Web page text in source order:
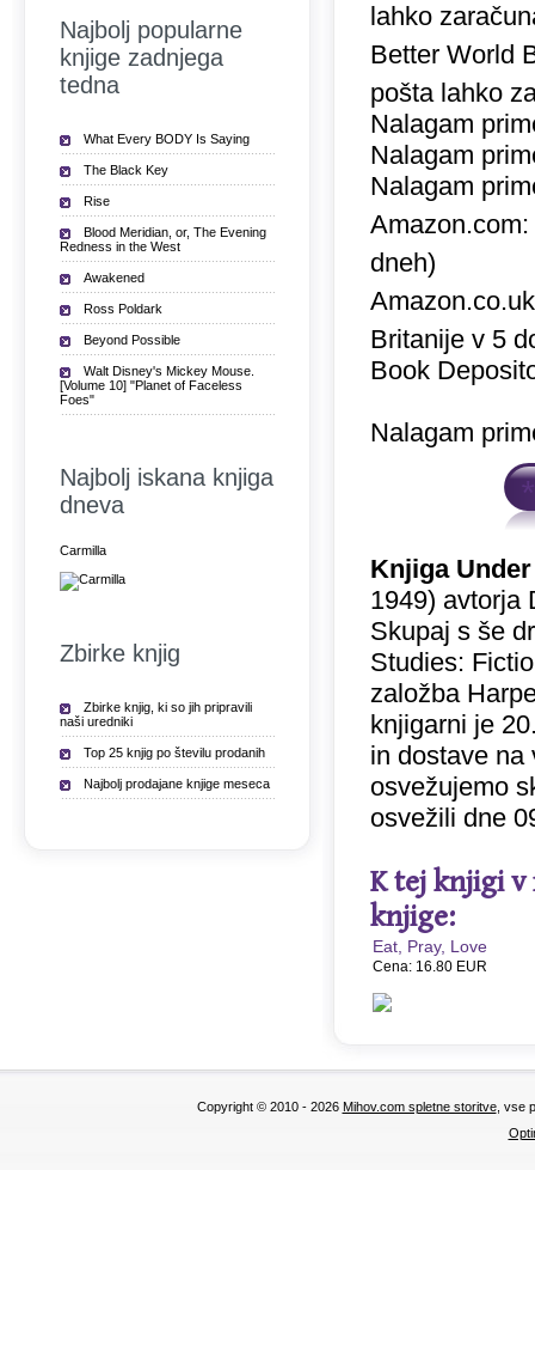
lahko
Better World
pošta lahko
Nalagam
Nalagam
Nalagam
Amazon.com:
dneh)
Britanije v 5
Book
Nalagam
Knjiga
1949) avtorja
Skupaj s še
Studies:
založba
knjigarni je
in dostave na
osvežujemo
osvežili dne
K tej knjigi v
knjige:
Eat, Pray, Love
Cena: 16.80 EUR
Najbolj popularne
knjige zadnjega
tedna
What Every BODY Is Saying
The Black Key
Rise
Blood Meridian, or, The Evening
Redness in the West
Awakened
Ross Poldark
Beyond Possible
Walt Disney's Mickey Mouse.
[Volume 10] "Planet of Faceless
Foes"
Najbolj iskana knjiga
dneva
Carmilla
Zbirke knjig
Zbirke knjig, ki so jih pripravili
naši uredniki
Top 25 knjig po številu prodanih
Najbolj prodajane knjige meseca
Copyright © 2010 - 2026 Mihov.com spletne storitve, vse